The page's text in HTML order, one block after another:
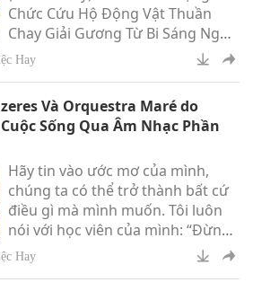
chăm sóc. Cầu chúc những nỗ lực
của quý vị tiếp tục mang
Chức Cứu Hộ Động Vật Thuần
Chay Giải Gương Từ Bi Sáng Ngời
Thế Giới cùng khoản đóng góp
tượng trưng khiêm tốn 10.000 Mỹ
tổ chức, hầu ghi nhận sự cống
hiến tận tụy trong việc cứu hộ và
vật nhỏ bé bị bỏ rơi, thiếu sự
chăm sóc. Cầu chúc những nỗ lực
của quý vị tiếp tục mang
Hay
Và Orquestra Maré do
Sống Qua Âm Nhạc Phần
Hãy tin vào ước mơ của mình,
chúng ta có thể trở thành bất cứ
điều gì mà mình muốn. Tôi luôn
nói với học viên của mình: “Đừng
chấp nhận rằng các em chỉ có thể
đạt đến mức này. Các em có thể đi
Hay